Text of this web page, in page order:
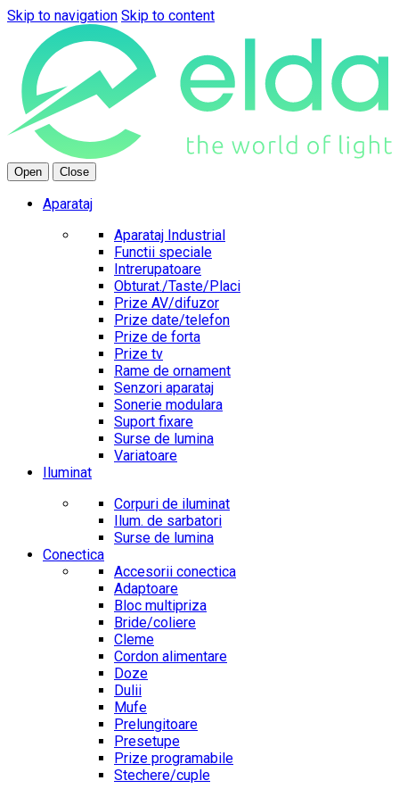
Skip to navigation Skip to content
Open Close
Aparataj
Aparataj Industrial
Functii speciale
Intrerupatoare
Obturat./Taste/Placi
Prize AV/difuzor
Prize date/telefon
Prize de forta
Prize tv
Rame de ornament
Senzori aparataj
Sonerie modulara
Suport fixare
Surse de lumina
Variatoare
Iluminat
Corpuri de iluminat
Ilum. de sarbatori
Surse de lumina
Conectica
Accesorii conectica
Adaptoare
Bloc multipriza
Bride/coliere
Cleme
Cordon alimentare
Doze
Dulii
Mufe
Prelungitoare
Presetupe
Prize programabile
Stechere/cuple